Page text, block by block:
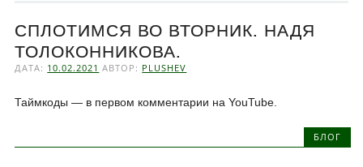
СПЛОТИМСЯ ВО ВТОРНИК. НАДЯ
ТОЛОКОННИКОВА.
ДАТА: 10.02.2021 АВТОР: PLUSHEV
Таймкоды — в первом комментарии на YouTube.
БЛОГ